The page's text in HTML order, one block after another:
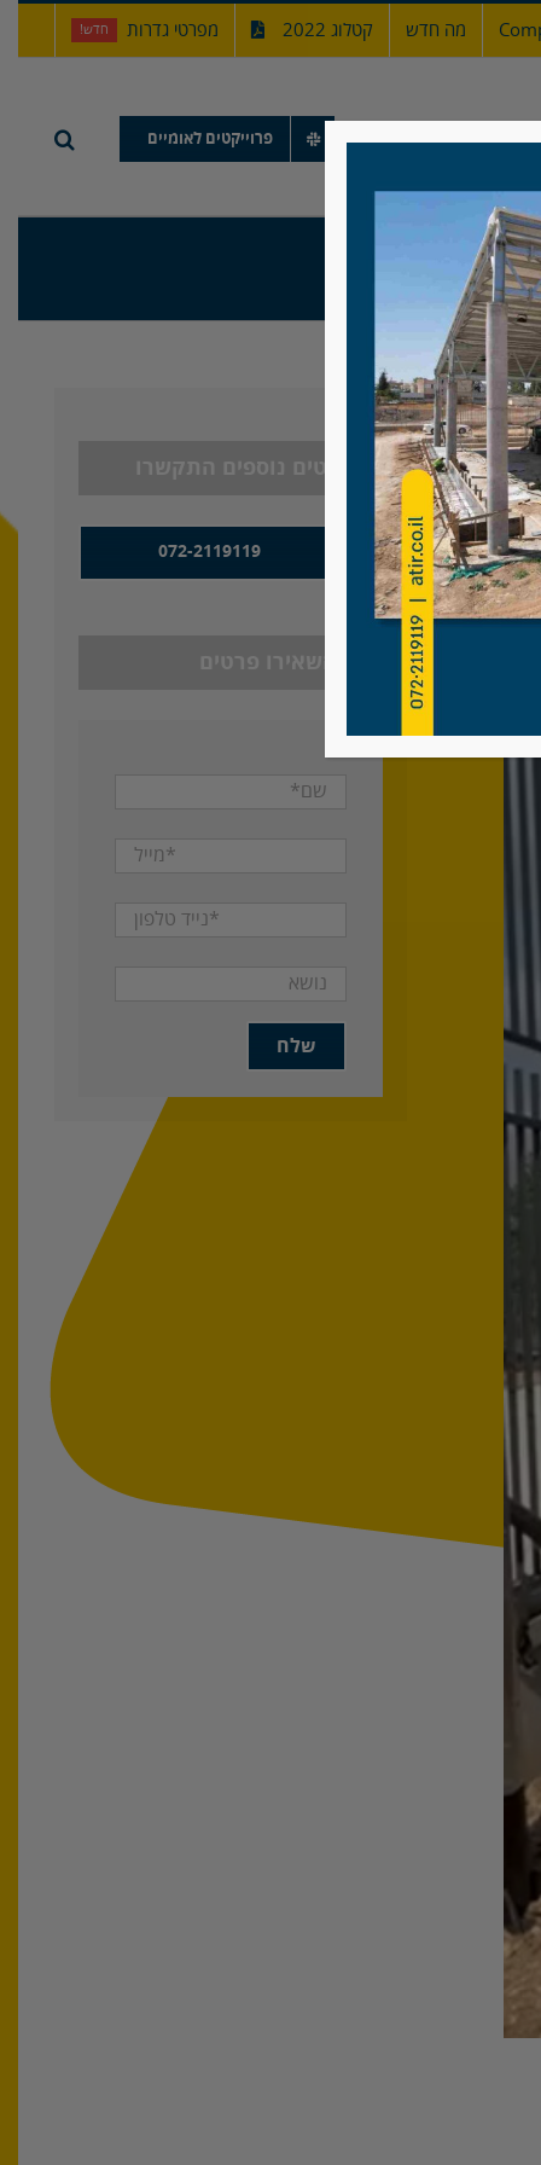
מה חדש קטלוג 2022 מפרטי גדרות חדש!
תיק עבודות פרוייקטים לאומיים
רחובות
072-2119119